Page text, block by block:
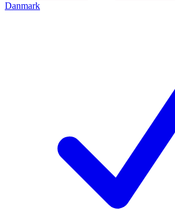
Danmark